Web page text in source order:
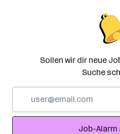
Sollen wir dir neue
Suche
Adresse
Job-Alarm